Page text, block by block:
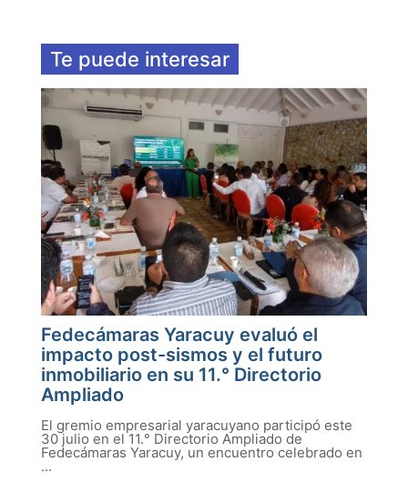
Te puede interesar
Fedecámaras Yaracuy evaluó el
impacto post-sismos y el futuro
inmobiliario en su 11.° Directorio
Ampliado
El gremio empresarial yaracuyano participó este
30 julio en el 11.° Directorio Ampliado de
Fedecámaras Yaracuy, un encuentro celebrado en
...